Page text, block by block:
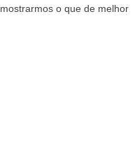
o que de melhor